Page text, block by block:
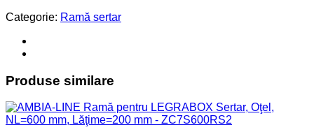
Categorie: Ramă sertar
Produse similare